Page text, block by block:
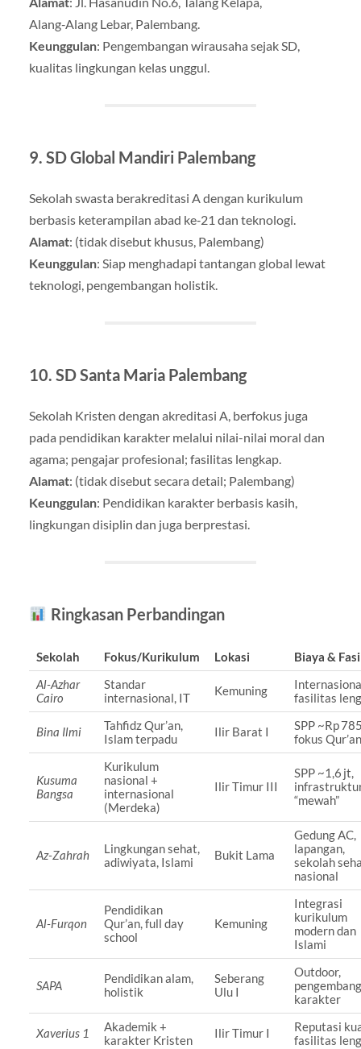
Alang‑Alang Lebar, Palembang.
Keunggulan: Pengembangan wirausaha sejak SD,
kualitas lingkungan kelas unggul.
9. SD Global Mandiri Palembang
Sekolah swasta berakreditasi A dengan kurikulum
berbasis keterampilan abad ke‑21 dan teknologi
Alamat: (tidak disebut khusus, Palembang)
Keunggulan: Siap menghadapi tantangan global lewat
teknologi, pengembangan holistik.
10. SD Santa Maria Palembang
Sekolah Kristen dengan akreditasi A, berfokus juga
pada pendidikan karakter melalui nilai-nilai moral dan
agama; pengajar profesional; fasilitas lengkap.
Alamat: (tidak disebut secara detail; Palembang)
Keunggulan: Pendidikan karakter berbasis kasih,
lingkungan disiplin dan juga berprestasi.
Ringkasan Perbandingan
Sekolah Fokus/Kurikulum Lokasi
Biaya &
Al‑Azhar
Cairo
Standar
internasional, IT
Kemuning
fasilitas
Bina Ilmi
Tahfidz Qur’an,
Islam terpadu
Ilir Barat I
SPP ~Rp
fokus Qur’an
Kusuma
Bangsa
Kurikulum
nasional +
internasional
(Merdeka)
Ilir Timur III
SPP ~1,6 jt,
“mewah”
Az‑Zahrah
Lingkungan sehat,
adiwiyata, Islami
Bukit Lama
Gedung AC,
lapangan,
sekolah
nasional
Al‑Furqon
Pendidikan
Qur’an, full day
school
Kemuning
Integrasi
kurikulum
modern dan
Islami
SAPA
Pendidikan alam,
holistik
Seberang
Ulu I
Outdoor,
karakter
Xaverius 1
Akademik +
karakter Kristen
Ilir Timur I
Reputasi
fasilitas